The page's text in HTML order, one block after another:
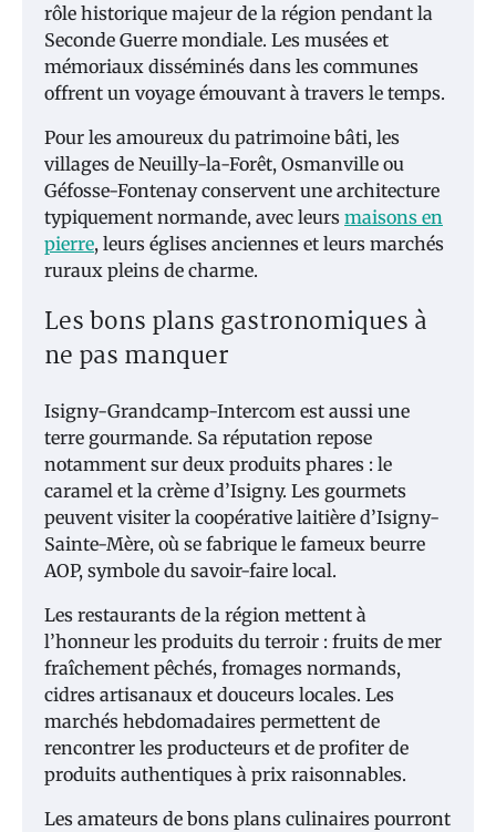
rôle historique majeur de la région pendant la
Seconde Guerre mondiale. Les musées et
mémoriaux disséminés dans les communes
offrent un voyage émouvant à travers le temps.
Pour les amoureux du patrimoine bâti, les
villages de Neuilly-la-Forêt, Osmanville ou
Géfosse-Fontenay conservent une architecture
typiquement normande, avec leurs maisons en
pierre, leurs églises anciennes et leurs marchés
ruraux pleins de charme.
Les bons plans gastronomiques à
ne pas manquer
Isigny-Grandcamp-Intercom est aussi une
terre gourmande. Sa réputation repose
notamment sur deux produits phares : le
caramel et la crème d’Isigny. Les gourmets
peuvent visiter la coopérative laitière d’Isigny-
Sainte-Mère, où se fabrique le fameux beurre
AOP, symbole du savoir-faire local.
Les restaurants de la région mettent à
l’honneur les produits du terroir : fruits de mer
fraîchement pêchés, fromages normands,
cidres artisanaux et douceurs locales. Les
marchés hebdomadaires permettent de
rencontrer les producteurs et de profiter de
produits authentiques à prix raisonnables.
Les amateurs de bons plans culinaires pourront